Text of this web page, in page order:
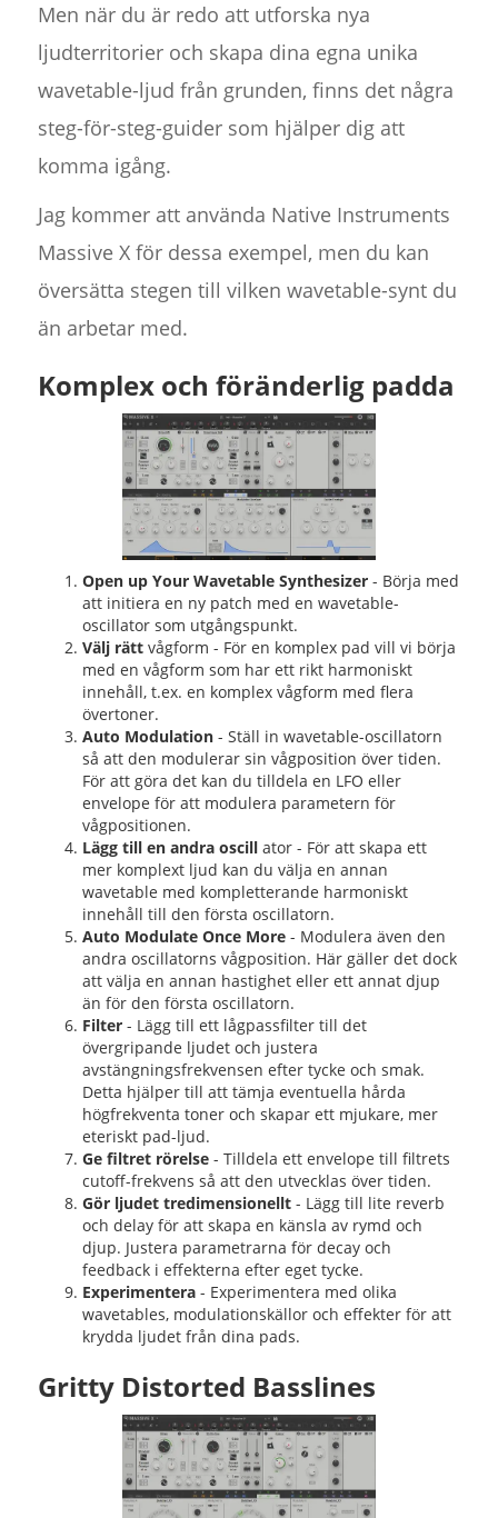
Men när du är redo att utforska nya
ljudterritorier och skapa dina egna unika
wavetable-ljud från grunden, finns det några
steg-för-steg-guider som hjälper dig att
komma igång.
Jag kommer att använda Native Instruments
Massive X för dessa exempel, men du kan
översätta stegen till vilken wavetable-synt du
än arbetar med.
Komplex och föränderlig padda
Open up Your Wavetable Synthesizer- Börja med
att initiera en ny patch med en wavetable-
oscillator som utgångspunkt.
Välj rättvågform - För en komplex pad vill vi börja
med en vågform som har ett rikt harmoniskt
innehåll, t.ex. en komplex vågform med flera
övertoner.
Auto Modulation- Ställ in wavetable-oscillatorn
så att den modulerar sin vågposition över tiden.
För att göra det kan du tilldela en LFO eller
envelope för att modulera parametern för
vågpositionen.
Lägg till en andra oscillator - För att skapa ett
mer komplext ljud kan du välja en annan
wavetable med kompletterande harmoniskt
innehåll till den första oscillatorn.
Auto Modulate Once More- Modulera även den
andra oscillatorns vågposition. Här gäller det dock
att välja en annan hastighet eller ett annat djup
än för den första oscillatorn.
Filter- Lägg till ett lågpassfilter till det
övergripande ljudet och justera
avstängningsfrekvensen efter tycke och smak.
Detta hjälper till att tämja eventuella hårda
högfrekventa toner och skapar ett mjukare, mer
eteriskt pad-ljud.
Ge filtret rörelse- Tilldela ett envelope till filtrets
cutoff-frekvens så att den utvecklas över tiden.
Gör ljudet tredimensionellt- Lägg till lite reverb
och delay för att skapa en känsla av rymd och
djup. Justera parametrarna för decay och
feedback i effekterna efter eget tycke.
Experimentera- Experimentera med olika
wavetables, modulationskällor och effekter för att
krydda ljudet från dina pads.
Gritty Distorted Basslines